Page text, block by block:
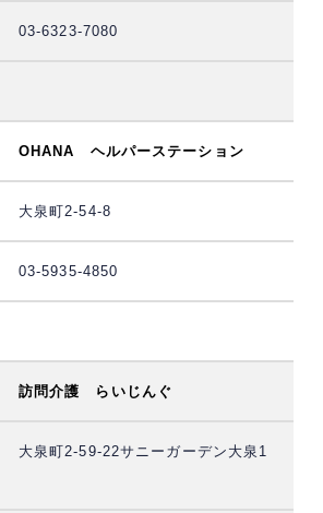
03-6323-7080
OHANA ヘルパーステーション
大泉町2-54-8
03-5935-4850
訪問介護 らいじんぐ
大泉町2-59-22サニーガーデン大泉1